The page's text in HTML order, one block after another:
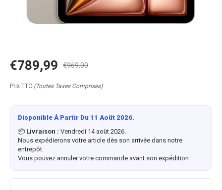
Disponible À Partir Du 11 Août 2026.
📦 Livraison : Vendredi 14 août 2026.
Nous expédierons votre article dès son arrivée dans notre
entrepôt.
Vous pouvez annuler votre commande avant son expédition.
€789,99 €969,00
Prix TTC (Toutes Taxes Comprises)